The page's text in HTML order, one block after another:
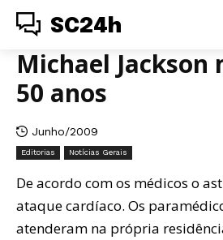
SC24h
Michael Jackson
50 anos
Junho/2009
Editorias Notícias Gerais
De acordo com os médicos o
ataque cardíaco. Os
atenderam na própria